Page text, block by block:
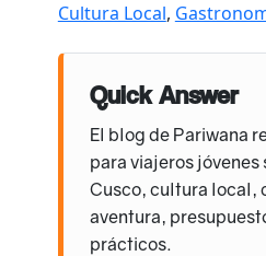
Cultura Local,
Quick Answer
El blog de Pariwana
para viajeros jóvenes
Cusco, cultura local,
aventura,
prácticos.